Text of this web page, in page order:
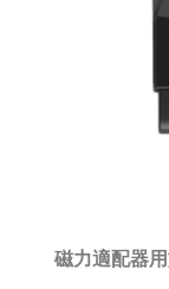
磁力適配器